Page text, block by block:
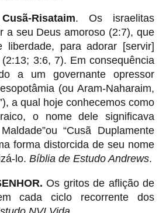
Risataim. Os israelitas
a seu Deus amoroso (2:7), que
liberdade, para adorar [servir]
3:6, 7). Em consequência
a um governante opressor
(ou Aram-Naharaim,
a qual hoje conhecemos como
o nome dele significava
“Cusã Duplamente
forma distorcida de seu nome
lo. Bíblia de Estudo Andrews.
Os gritos de aflição de
cada ciclo recorrente dos